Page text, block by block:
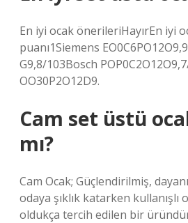
En iyi ocak önerileriHayırEn iyi
puanı1Siemens
G9,8/103Bosch
OO30P2O12D9.
Cam set üstü
mı?
Cam Ocak; Güçlendirilmiş,
odaya şıklık katarken kullanışlı
oldukça tercih edilen bir